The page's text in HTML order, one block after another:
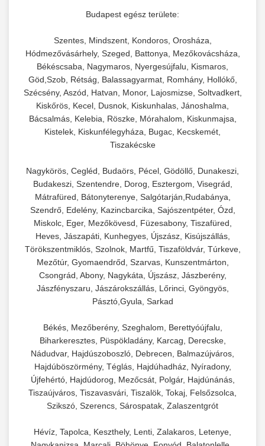
kereskedelmi tésztakeverő
professzionális élelmiszer szeletelő
Kereskedelmi vákuumcsomagoló berendezések
szavatossági időt és tartsa meg a termék
frissességét.
chef-iparikonyhagepek.hu
vákuum lezáró berendezés
🎁 23. Vákuumfóliázó Gép +
Ipari vákuumfóliázó gépek professzionális
élelmiszer-csomagolási műveletekhez.
Hatékony lezárási és tartósítási megoldások.
chef-iparikonyhagepek.hu
kereskedelmi csomagoló gép
🔥 24. Ipari Sütő és Gőzpároló +
Kereskedelmi légkeveréses sütők és gőzpárolók
professzionális konyhák számára. Nagy
kapacitású sütő- és főzőberendezés precíz
chef-iparikonyhagepek.hu
kereskedelmi sütősütő
❄️ 25. Ipari Hűtőszekrény +
kereskedelmi konyhák számára.
Energiahatékony hűtési megoldások nagy
kapacitással.
chef-iparikonyhagepek.hu
kereskedelmi hűtőegység
💧 26. Ipari Mosogatógép +
Kereskedelmi mosogatóberendezések nagy
forgalmú éttermi műveletekhez. Gyors tisztítási
ciklusok fertőtlenítési képességekkel.
chef-iparikonyhagepek.hu
kereskedelmi mosogatógép
🧀 27. Ipari Sajtreszelő Gép +
Ipari sajtreszelők és aprítógépek kereskedelmi
élelmiszer-előkészítéshez. Különböző reszelési
méretek különböző alkalmazásokhoz.
kereskedelmi sajtreszelő
🍳 28. Nagykonyhai
Berendezések
+
professzionális vendéglátóipari kellékek.
Minden, ami szükséges éttermi és catering
műveletekhez.
chef-iparikonyhagepek.hu
Budapest egész területe:
Szentes, Mindszent, Kondoros, Orosháza,
Hódmezővásárhely, Szeged, Battonya, Mezőkovácsháza,
Békéscsaba, Nagymaros, Nyergesújfalu, Kismaros,
Göd,Szob, Rétság, Balassagyarmat, Romhány, Hollókő,
Szécsény, Aszód, Hatvan, Monor, Lajosmizse, Soltvadkert,
Kiskőrös, Kecel, Dusnok, Kiskunhalas, Jánoshalma,
Bácsalmás, Kelebia, Röszke, Mórahalom, Kiskunmajsa,
Kistelek, Kiskunfélegyháza, Bugac, Kecskemét,
Tiszakécske
Nagykörös, Cegléd, Budaörs, Pécel, Gödöllő, Dunakeszi,
Budakeszi, Szentendre, Dorog, Esztergom, Visegrád,
Mátrafüred, Bátonyterenye, Salgótarján,Rudabánya,
Szendrő, Edelény, Kazincbarcika, Sajószentpéter, Ózd,
Miskolc, Eger, Mezőkövesd, Füzesabony, Tiszafüred,
Heves, Jászapáti, Kunhegyes, Újszász, Kisújszállás,
Törökszentmiklós, Szolnok, Martfű, Tiszaföldvár, Túrkeve,
Mezőtúr, Gyomaendrőd, Szarvas, Kunszentmárton,
Csongrád, Abony, Nagykáta, Újszász, Jászberény,
Jászfényszaru, Jászárokszállás, Lőrinci, Gyöngyös,
Pásztó,Gyula, Sarkad
Békés, Mezőberény, Szeghalom, Berettyóújfalu,
Biharkeresztes, Püspökladány, Karcag, Derecske,
Nádudvar, Hajdúszoboszló, Debrecen, Balmazújváros,
Hajdúböszörmény, Téglás, Hajdúhadház, Nyíradony,
Újfehértó, Hajdúdorog, Mezőcsát, Polgár, Hajdúnánás,
Tiszaújváros, Tiszavasvári, Tiszalök, Tokaj, Felsőzsolca,
Szikszó, Szerencs, Sárospatak, Zalaszentgrót
Hévíz, Tapolca, Keszthely, Lenti, Zalakaros, Letenye,